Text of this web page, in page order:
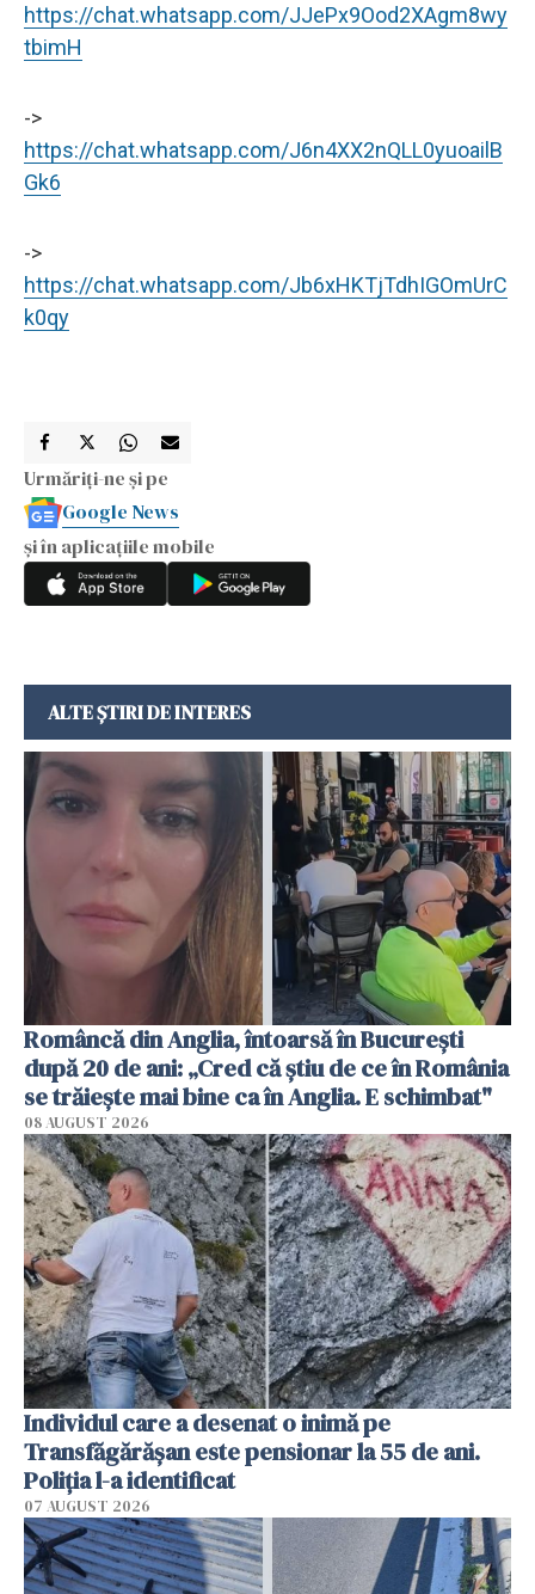
https://chat.whatsapp.com/JJePx9Ood2XAgm8wy
tbimH
->
https://chat.whatsapp.com/J6n4XX2nQLL0yuoailB
Gk6
->
https://chat.whatsapp.com/Jb6xHKTjTdhIGOmUrC
k0qy
Urmăriți-ne și pe
Google News
și în aplicațiile mobile
ALTE ȘTIRI DE INTERES
Româncă din Anglia, întoarsă în București
după 20 de ani: „Cred că știu de ce în România
se trăiește mai bine ca în Anglia. E schimbat"
08 AUGUST 2026
Individul care a desenat o inimă pe
Transfăgărășan este pensionar la 55 de ani.
Poliția l-a identificat
07 AUGUST 2026